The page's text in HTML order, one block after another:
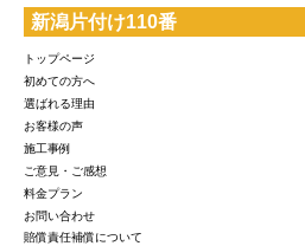
新潟片付け110番
トップページ
初めての方へ
選ばれる理由
お客様の声
施工事例
ご意見・ご感想
料金プラン
お問い合わせ
賠償責任補償について